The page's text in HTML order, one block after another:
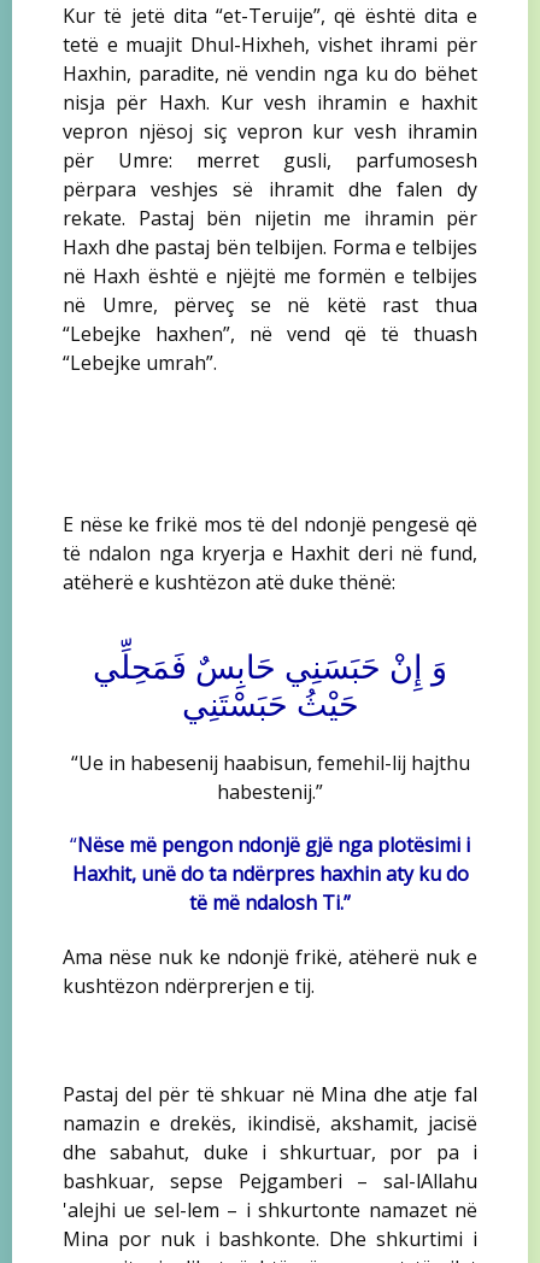
Kur të jetë dita “et-Teruije”, që është dita e
tetë e muajit Dhul-Hixheh, vishet ihrami për
Haxhin, paradite, në vendin nga ku do bëhet
nisja për Haxh. Kur vesh ihramin e haxhit
vepron njësoj siç vepron kur vesh ihramin
për Umre: merret gusli, parfumosesh
përpara veshjes së ihramit dhe falen dy
rekate. Pastaj bën nijetin me ihramin për
Haxh dhe pastaj bën telbijen. Forma e telbijes
në Haxh është e njëjtë me formën e telbijes
në Umre, përveç se në këtë rast thua
“Lebejke haxhen”, në vend që të thuash
“Lebejke umrah”.
E nëse ke frikë mos të del ndonjë pengesë që
të ndalon nga kryerja e Haxhit deri në fund,
atëherë e kushtëzon atë duke thënë:
وَ إِنْ حَبَسَنِي حَابِسٌ فَمَحِلِّي
حَيْثُ حَبَسْتَنِي
“Ue in habesenij haabisun, femehil-lij hajthu
habestenij.”
“Nëse më pengon ndonjë gjë nga plotësimi i
Haxhit, unë do ta ndërpres haxhin aty ku do
të më ndalosh Ti.”
Ama nëse nuk ke ndonjë frikë, atëherë nuk e
kushtëzon ndërprerjen e tij.
Pastaj del për të shkuar në Mina dhe atje fal
namazin e drekës, ikindisë, akshamit, jacisë
dhe sabahut, duke i shkurtuar, por pa i
bashkuar, sepse Pejgamberi – sal-lAllahu
'alejhi ue sel-lem – i shkurtonte namazet në
Mina por nuk i bashkonte. Dhe shkurtimi i